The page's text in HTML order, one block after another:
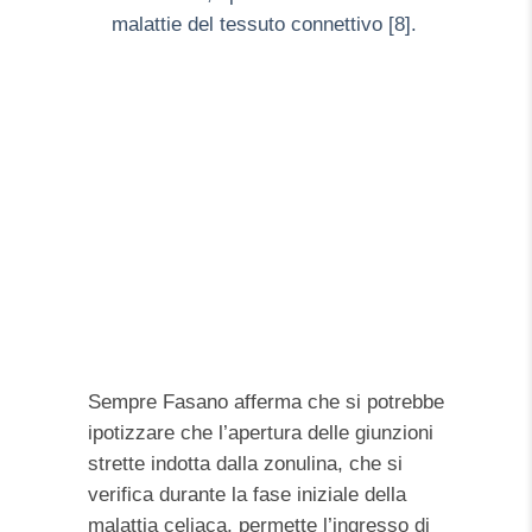
malattie del tessuto connettivo [8].
Sempre Fasano afferma che si potrebbe
ipotizzare che l’apertura delle giunzioni
strette indotta dalla zonulina, che si
verifica durante la fase iniziale della
malattia celiaca, permette l’ingresso di